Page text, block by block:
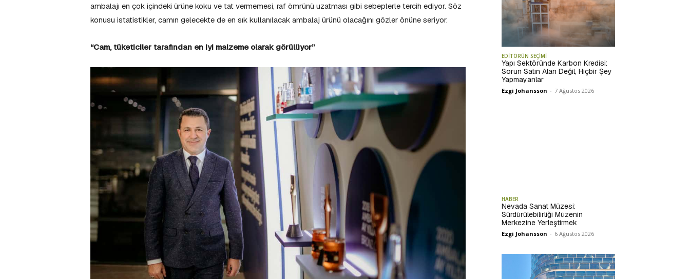
ambalajı en çok içindeki ürüne koku ve tat vermemesi, raf ömrünü uzatması gibi sebeplerle tercih ediyor. Söz
konusu istatistikler, camın gelecekte de en sık kullanılacak ambalaj ürünü olacağını gözler önüne seriyor.
“Cam, tüketiciler tarafından en iyi malzeme olarak görülüyor”
EDİTÖRÜN SEÇİMİ
Yapı Sektöründe Karbon Kredisi:
Sorun Satın Alan Değil, Hiçbir Şey
Yapmayanlar
Ezgi Johansson - 7 Ağustos 2026
HABER
Nevada Sanat Müzesi:
Sürdürülebilirliği Müzenin
Merkezine Yerleştirmek
Ezgi Johansson - 6 Ağustos 2026